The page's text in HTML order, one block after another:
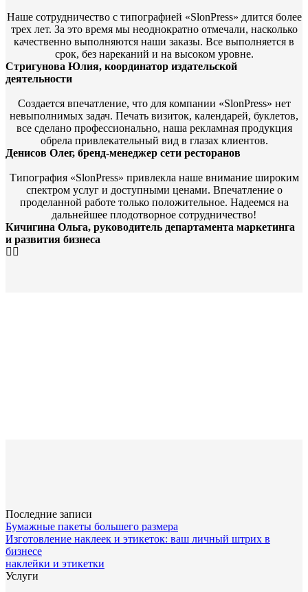
Наше сотрудничество с типографией «SlonPress» длится более
трех лет. За это время мы неоднократно отмечали, насколько
качественно выполняются наши заказы. Все выполняется в
срок, без нареканий и на высоком уровне.
Стригунова Юлия, координатор издательской
деятельности
Создается впечатление, что для компании «SlonPress» нет
невыполнимых задач. Печать визиток, календарей, буклетов,
все сделано профессионально, наша рекламная продукция
обрела привлекательный вид в глазах клиентов.
Денисов Олег, бренд-менеджер сети ресторанов
Типография «SlonPress» привлекла наше внимание широким
спектром услуг и доступными ценами. Впечатление о
проделанной работе только положительное. Надеемся на
дальнейшее плодотворное сотрудничество!
Кичигина Ольга, руководитель департамента маркетинга
и развития бизнеса
Последние записи
Бумажные пакеты большего размера
Изготовление наклеек и этикеток: ваш личный штрих в
бизнесе
наклейки и этикетки
Услуги